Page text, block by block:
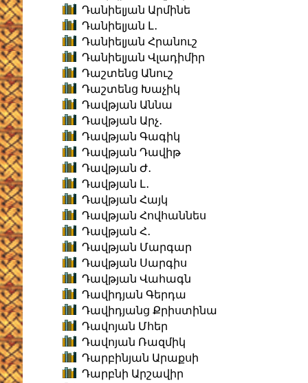
Դանիելյան Արմինե
Դանիելյան Լ․
Դանիելյան Հրանուշ
Դանիելյան Վլադիմիր
Դաշտենց Անուշ
Դաշտենց Խաչիկ
Դավթյան Աննա
Դավթյան Արչ․
Դավթյան Գագիկ
Դավթյան Դավիթ
Դավթյան Ժ․
Դավթյան Լ․
Դավթյան Հայկ
Դավթյան Հովհաննես
Դավթյան Հ․
Դավթյան Մարգար
Դավթյան Սարգիս
Դավթյան Վահագն
Դավիդյան Գերդա
Դավիդյանց Քրիստինա
Դավոյան Մհեր
Դավոյան Ռազմիկ
Դարբինյան Արաքսի
Դարբնի Արշավիր